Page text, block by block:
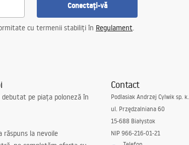
Conectați-vă
cu termenii stabiliți în Regulament.
debutat pe piața poloneză în
răspuns la nevoile
Contact
Podlasiak Andrzej Cylwik sp. k.
ul. Przędzalniana 60
15-688 Białystok
NIP 966-216-01-21